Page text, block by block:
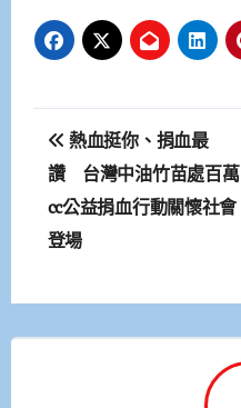
文
章
導
熱血挺你、捐血最
讚 台灣中油竹苗處百萬
cc公益捐血行動關懷社會
登場